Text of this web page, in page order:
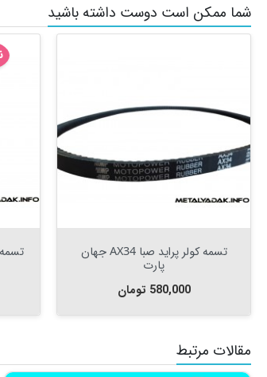
شما ممکن است دوست داشته باشید
تسمه کولر پراید صبا AX34 جهان
پارت
قیمت
580,000 تومان
مقالات مرتبط